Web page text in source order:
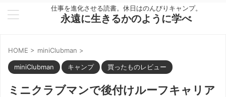
仕事を進化させる読書。休日はのんびりキャンプ。
永遠に生きるかのように学べ
HOME > miniClubman >
miniClubman キャンプ 買ったものレビュー
ミニクラブマンで後付けルーフキャリア